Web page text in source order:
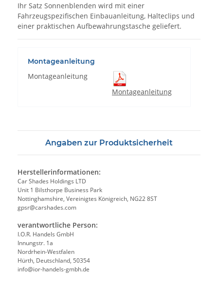
Ihr Satz Sonnenblenden wird mit einer
Fahrzeugspezifischen Einbauanleitung, Halteclips und
einer praktischen Aufbewahrungstasche geliefert.
Montageanleitung
Montageanleitung
Montageanleitung
Angaben zur Produktsicherheit
Herstellerinformationen:
Car Shades Holdings LTD
Unit 1 Bilsthorpe Business Park
Nottinghamshire, Vereinigtes Königreich, NG22 8ST
gpsr@carshades.com
verantwortliche Person:
I.O.R. Handels GmbH
Innungstr. 1a
Nordrhein-Westfalen
Hürth, Deutschland, 50354
info@ior-handels-gmbh.de